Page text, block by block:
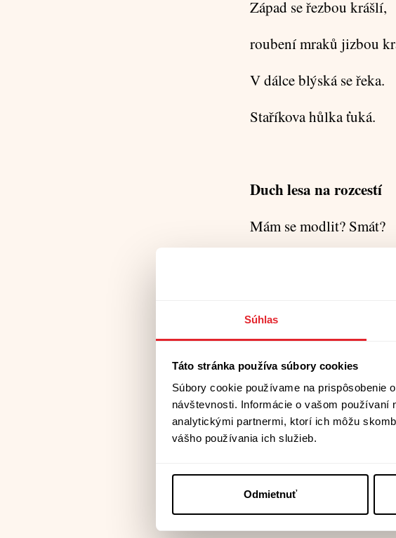
Súhlas
Táto stránka používa súbory cookies
Súbory cookie používame na prispôsobenie
návštevnosti. Informácie o vašom
analytickými partnermi, ktorí ich môžu
vášho používania ich služieb.
Odmietnuť
Západ se řezbou krášlí,
roubení mraků jizbou
V dálce blýská se řeka.
Staříkova hůlka ťuká.
Duch lesa na rozcestí
Mám se modlit? Smát?
Medem a mokem jara
Přičichnout k rusalčině
Být tím, o čem snívat
Vlkem se stát?
Či běžet nebem, hlučně
...........